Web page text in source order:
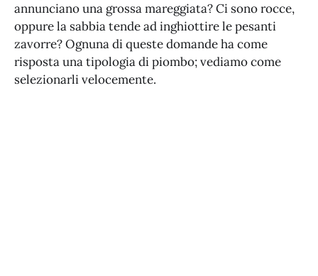
annunciano una grossa mareggiata? Ci sono rocce,
oppure la sabbia tende ad inghiottire le pesanti
zavorre? Ognuna di queste domande ha come
risposta una tipologia di piombo; vediamo come
selezionarli velocemente.